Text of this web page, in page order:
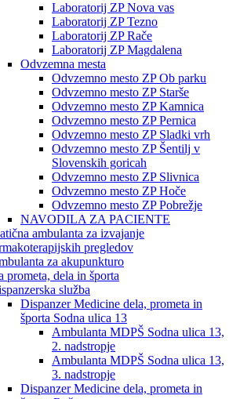
Laboratorij ZP Nova vas
Laboratorij ZP Tezno
Laboratorij ZP Rače
Laboratorij ZP Magdalena
Odvzemna mesta
Odvzemno mesto ZP Ob parku
Odvzemno mesto ZP Starše
Odvzemno mesto ZP Kamnica
Odvzemno mesto ZP Pernica
Odvzemno mesto ZP Sladki vrh
Odvzemno mesto ZP Šentilj v
Slovenskih goricah
Odvzemno mesto ZP Slivnica
Odvzemno mesto ZP Hoče
Odvzemno mesto ZP Pobrežje
NAVODILA ZA PACIENTE
ambulanta za izvajanje
pregledov
za akupunkturo
prometa, dela in športa
služba
Dispanzer Medicine dela, prometa in
športa Sodna ulica 13
Ambulanta MDPŠ Sodna ulica 13,
2. nadstropje
Ambulanta MDPŠ Sodna ulica 13,
3. nadstropje
Dispanzer Medicine dela, prometa in